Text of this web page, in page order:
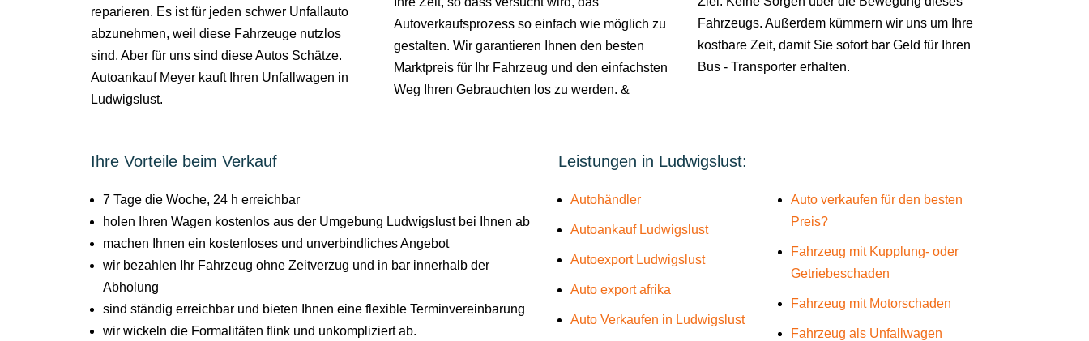
reparieren. Es ist für jeden schwer Unfallauto
abzunehmen, weil diese Fahrzeuge nutzlos
sind. Aber für uns sind diese Autos Schätze.
Autoankauf Meyer kauft Ihren Unfallwagen in
Ludwigslust.
Autoverkaufsprozess so einfach wie möglich zu
gestalten. Wir garantieren Ihnen den besten
Marktpreis für Ihr Fahrzeug und den einfachsten
Weg Ihren Gebrauchten los zu werden. &
Fahrzeugs. Außerdem kümmern wir uns um Ihre
kostbare Zeit, damit Sie sofort bar Geld für Ihren
Bus - Transporter erhalten.
Ihre Vorteile beim Verkauf
7 Tage die Woche, 24 h erreichbar
holen Ihren Wagen kostenlos aus der Umgebung Ludwigslust bei Ihnen ab
machen Ihnen ein kostenloses und unverbindliches Angebot
wir bezahlen Ihr Fahrzeug ohne Zeitverzug und in bar innerhalb der
Abholung
sind ständig erreichbar und bieten Ihnen eine flexible Terminvereinbarung
wir wickeln die Formalitäten flink und unkompliziert ab.
Leistungen in Ludwigslust:
Autohändler
Autoankauf Ludwigslust
Autoexport Ludwigslust
Auto export afrika
Auto Verkaufen in Ludwigslust
Auto verkaufen für den besten
Preis?
Fahrzeug mit Kupplung- oder
Getriebeschaden
Fahrzeug mit Motorschaden
Fahrzeug als Unfallwagen